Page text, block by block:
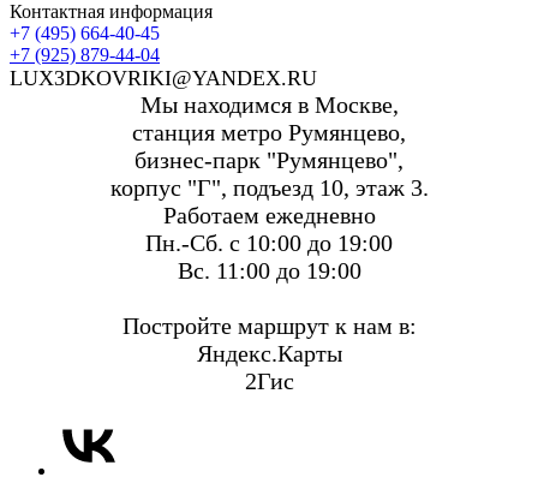
Контактная информация
+7 (495) 664-40-45
+7 (925) 879-44-04
LUX3DKOVRIKI@YANDEX.RU
Мы находимся в Москве,
станция метро Румянцево,
бизнес-парк "Румянцево",
корпус "Г", подъезд 10, этаж 3.
Работаем ежедневно
Пн.-Сб. с 10:00 до 19:00
Вс. 11:00 до 19:00
Постройте маршрут к нам в:
Яндекс.Карты
2Гис